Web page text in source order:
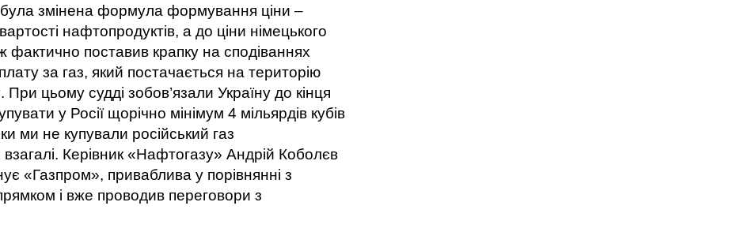
була змінена формула формування ціни –
нафтопродуктів, а до ціни німецького
фактично поставив крапку на сподіваннях
за газ, який постачається на територію
цьому судді зобов’язали Україну до кінця
у Росії щорічно мінімум 4 мільярдів кубів
ми не купували російський газ
Керівник «Нафтогазу» Андрій Коболєв
«Газпром», приваблива у порівнянні з
і вже проводив переговори з